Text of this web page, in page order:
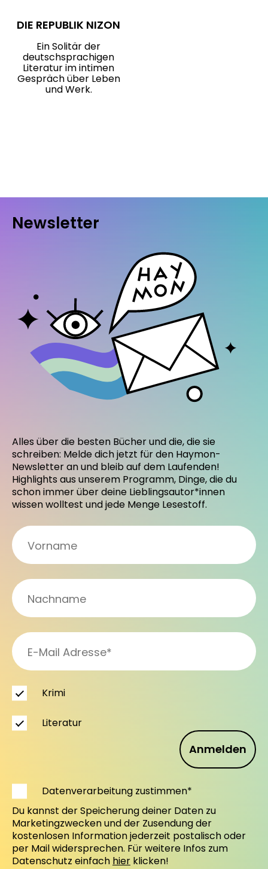
DIE REPUBLIK NIZON
Ein Solitär der
deutschsprachigen
Literatur im intimen
Gespräch über Leben
und Werk.
Newsletter
Alles über die besten Bücher und die, die sie
schreiben: Melde dich jetzt für den Haymon-
Newsletter an und bleib auf dem Laufenden!
Highlights aus unserem Programm, Dinge, die du
schon immer über deine Lieblingsautor*innen
wissen wolltest und jede Menge Lesestoff.
Anmelden
Krimi
Literatur
Datenverarbeitung zustimmen*
Du kannst der Speicherung deiner Daten zu
Marketingzwecken und der Zusendung der
kostenlosen Information jederzeit postalisch oder
per Mail widersprechen. Für weitere Infos zum
Datenschutz einfach hier klicken!